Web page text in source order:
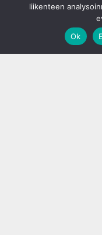
liikenteen
Ok